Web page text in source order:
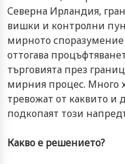
Северна Ирландия,
вишки и контролни
мирното споразумение
оттогава
търговията през
мирния процес. Много
тревожат от каквито и
подкопаят този
Какво е решението?